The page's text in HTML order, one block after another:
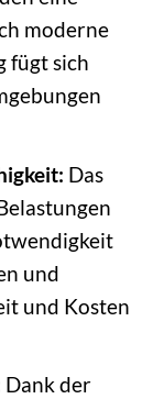
moderne
fügt sich
Das
und
und Kosten
Dank der